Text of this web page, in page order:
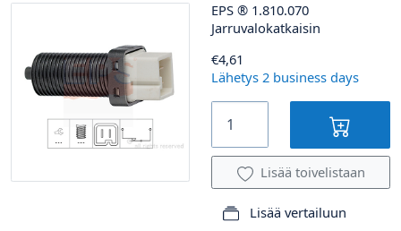
EPS ® 1.810.070
Jarruvalokatkaisin
€4,61
Lähetys 2 business days
Lisää toivelistaan
Lisää vertailuun